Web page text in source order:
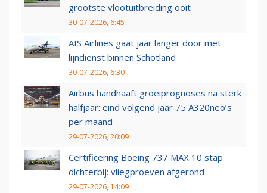
grootste vlootuitbreiding ooit
30-07-2026, 6:45
AIS Airlines gaat jaar langer door met
lijndienst binnen Schotland
30-07-2026, 6:30
Airbus handhaaft groeiprognoses na sterk
halfjaar: eind volgend jaar 75 A320neo’s
per maand
29-07-2026, 20:09
Certificering Boeing 737 MAX 10 stap
dichterbij: vliegproeven afgerond
29-07-2026, 14:09